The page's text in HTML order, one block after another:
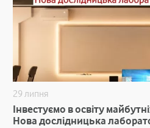
29 липня
Інвестуємо в освіту
Нова дослідницька